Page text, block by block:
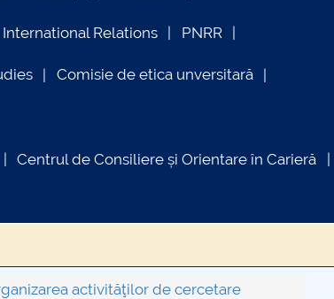
International Relations PNRR
Comisie de etica unversitară
Centrul de Consiliere și Orientare în Carieră
activităţilor de cercetare